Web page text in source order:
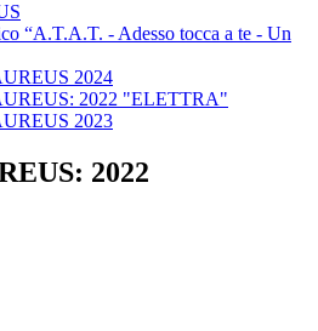
“A.T.A.T. - Adesso tocca a te - Un
2024
2022 "ELETTRA"
2023
2022